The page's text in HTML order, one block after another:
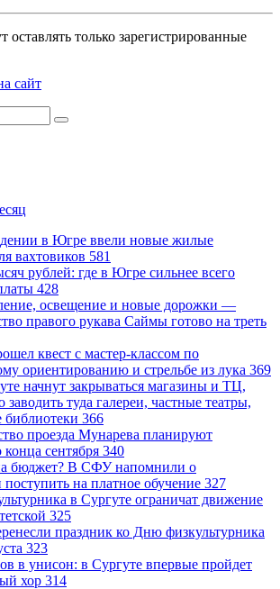
только зарегистрированные
сайт
в Югре ввели новые жилые
вахтовиков 581
рублей: где в Югре сильнее всего
428
освещение и новые дорожки —
правого рукава Саймы готово на треть
квест с мастер-классом по
ориентированию и стрельбе из лука 369
начнут закрываться магазины и ТЦ,
туда галереи, частные театры,
библиотеки 366
проезда Мунарева планируют
сентября 340
бюджет? В СФУ напомнили о
на платное обучение 327
в Сургуте ограничат движение
325
праздник ко Дню физкультурника
323
в унисон: в Сургуте впервые пройдет
хор 314